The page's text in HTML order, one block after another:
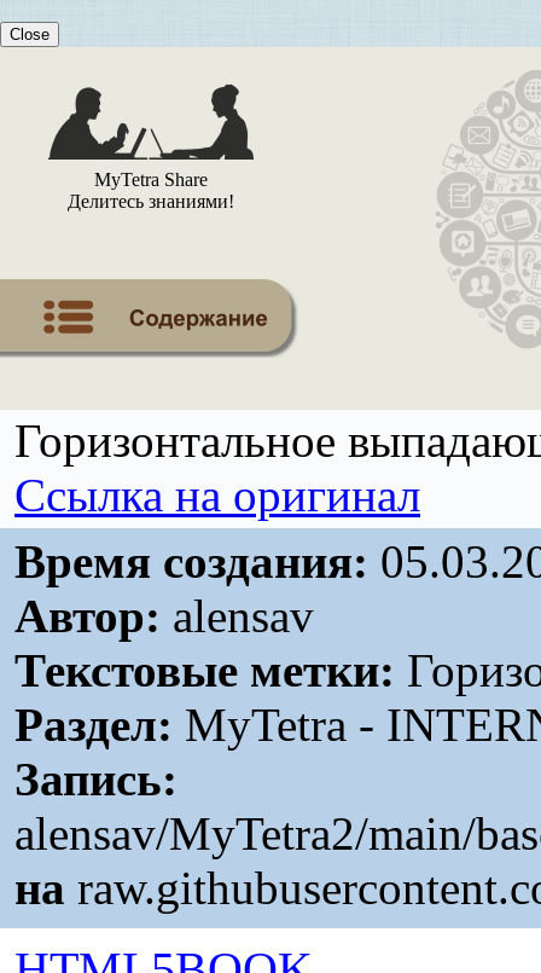
Close
MyTetra Share
Делитесь знаниями!
Горизонтальное
Ссылка на оригинал
Время создания:
Автор: alensav
Текстовые метки:
Раздел: MyTetra -
Запись:
alensav/MyTetra2/main/
на